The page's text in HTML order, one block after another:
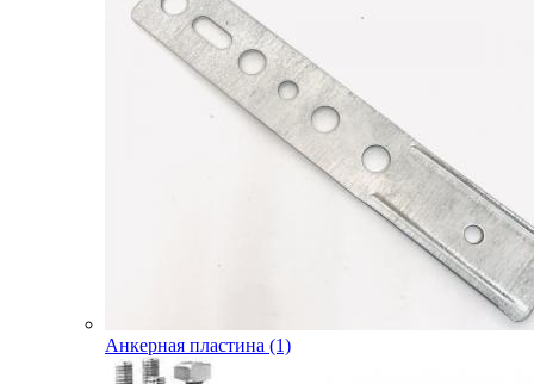
Анкерная пластина (1)